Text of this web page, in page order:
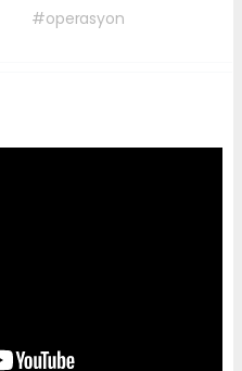
#operasyon